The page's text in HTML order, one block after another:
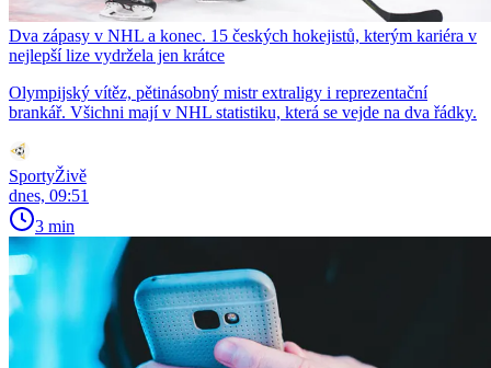
Dva zápasy v NHL a konec. 15 českých hokejistů, kterým kariéra v
nejlepší lize vydržela jen krátce
Olympijský vítěz, pětinásobný mistr extraligy i reprezentační
brankář. Všichni mají v NHL statistiku, která se vejde na dva řádky.
SportyŽivě
dnes, 09:51
3 min